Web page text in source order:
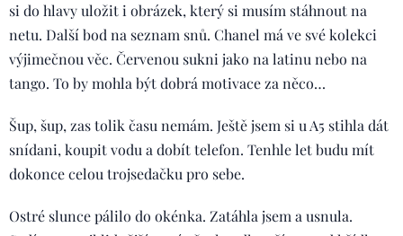
si do hlavy uložit i obrázek, který si musím stáhnout na
netu. Další bod na seznam snů. Chanel má ve své kolekci
výjimečnou věc. Červenou sukni jako na latinu nebo na
tango. To by mohla být dobrá motivace za něco…
Šup, šup, zas tolik času nemám. Ještě jsem si u A5 stihla dát
snídani, koupit vodu a dobít telefon. Tenhle let budu mít
dokonce celou trojsedačku pro sebe.
Ostré slunce pálilo do okénka. Zatáhla jsem a usnula.